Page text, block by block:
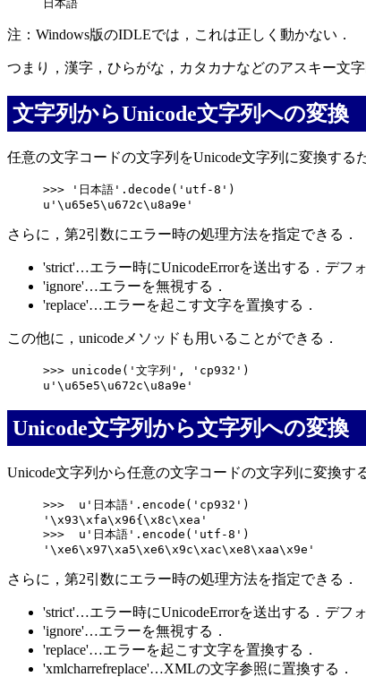
注：Windows版のIDLEでは，これは正しく動かない．
つまり，漢字，ひらがな，カタカナなどのアスキー文
文字列からUnicode文字列への変換
任意の文字コードの文字列をUnicode文字列に変換する
>>> '日本語'.decode('utf-8')
さらに，第2引数にエラー時の処理方法を指定できる．
'strict'…エラー時にUnicodeErrorを送出する．デフォ
'ignore'…エラーを無視する．
'replace'…エラーを起こす文字を置換する．
この他に，unicodeメソッドも用いることができる．
>>> unicode('文字列', 'cp932')
Unicode文字列から文字列への変換
Unicode文字列から任意の文字コードの文字列に変換す
>>>  u'日本語'.encode('cp932')
'\x93\xfa\x96{\x8c\xea'
>>>  u'日本語'.encode('utf-8')
さらに，第2引数にエラー時の処理方法を指定できる．
'strict'…エラー時にUnicodeErrorを送出する．デフォ
'ignore'…エラーを無視する．
'replace'…エラーを起こす文字を置換する．
'xmlcharrefreplace'…XMLの文字参照に置換する．